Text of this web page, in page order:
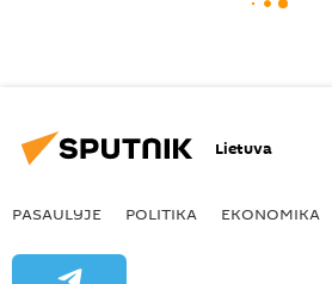
Lietuva
PASAULYJE POLITIKA EKONOMIKA